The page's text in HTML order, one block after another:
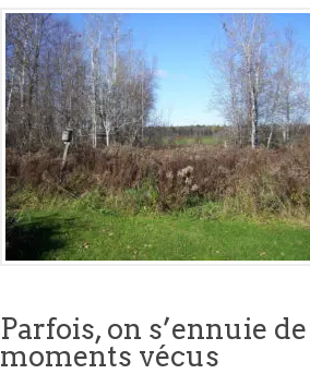
Parfois, on s’ennuie
moments vécus